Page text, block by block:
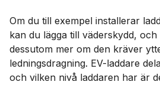
Om du till exempel installerar
kan du lägga till väderskydd,
dessutom mer om den kräver
ledningsdragning. EV-laddare
och vilken nivå laddaren har är